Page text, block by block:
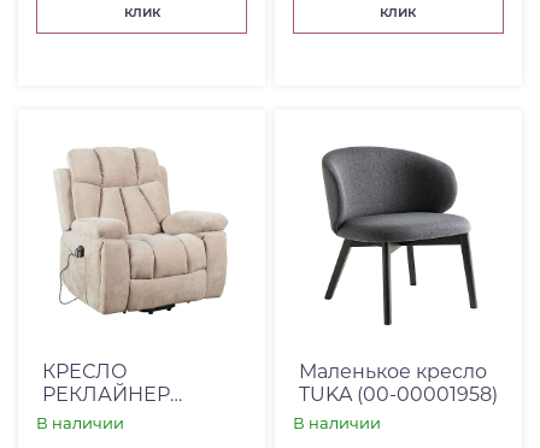
клик
клик
КРЕСЛО
РЕКЛАЙНЕР
COMFORT LOUNG -
В наличии
Маленькое кресло
TUKA (00-00001958)
В наличии